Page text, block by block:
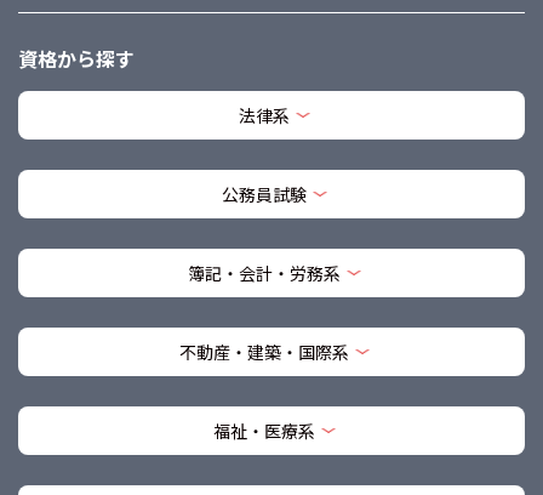
資格から探す
法律系
公務員試験
簿記・会計・労務系
不動産・建築・国際系
福祉・医療系